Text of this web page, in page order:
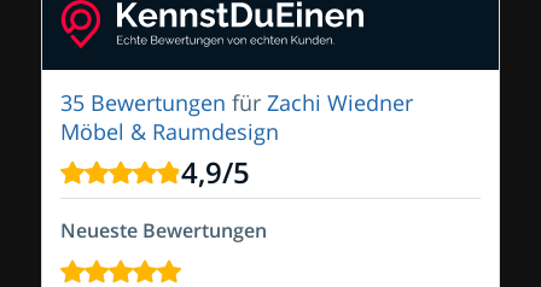
35 Bewertungen für Zachi Wiedner
Möbel & Raumdesign
4,9/5
Neueste Bewertungen